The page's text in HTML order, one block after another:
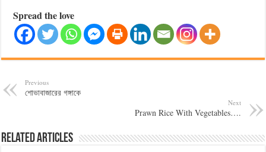
Spread the love
Previous
শোভাবাজারের গঙ্গাকে
Next
Prawn Rice With Vegetables….
Related Articles